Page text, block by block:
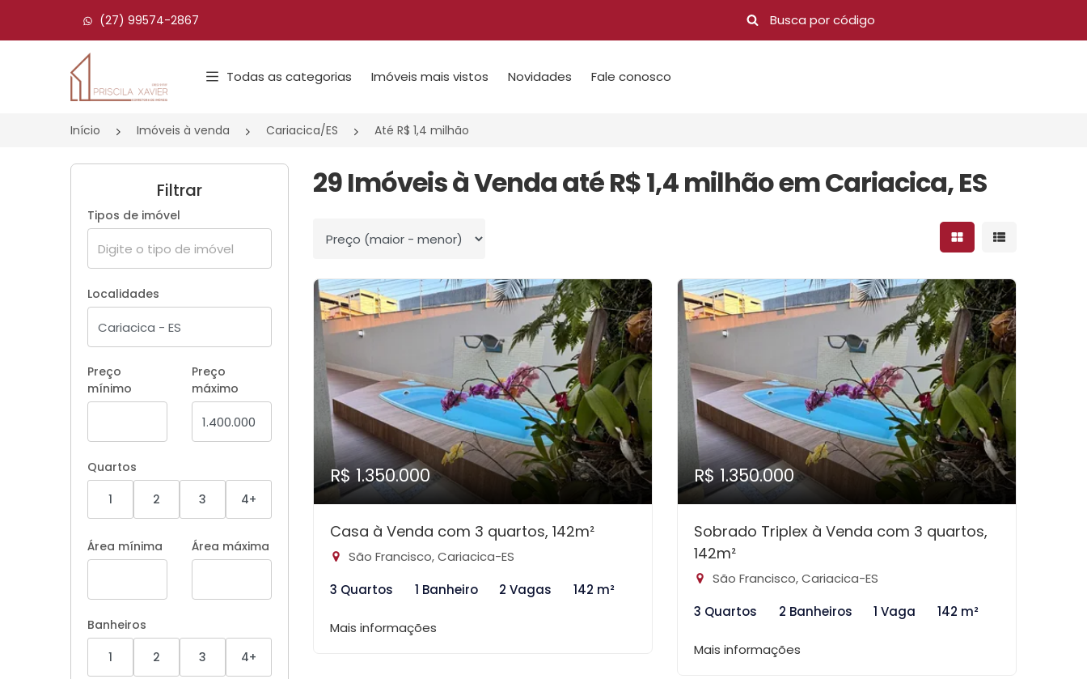
(27) 99574-2867
Página inicial
Todas as categorias Imóveis mais vistos Novidades Fale conosco
Início Imóveis à venda Cariacica/ES Até R$ 1,4 milhão
Filtrar
Tipos de imóvel
Localidades
Preço
mínimo
Preço
máximo
Quartos
1
2 3 4+
Área mínima Área máxima
Banheiros
1
2 3 4+
29 Imóveis à Venda até R$ 1,4 milhão em Cariacica, ES
Ordenar por Mostrar resultados
Mostrar
R$ 1.350.000
Casa à Venda com 3 quartos, 142m²
São Francisco, Cariacica-ES
3 Quartos
1 Banheiro 2 Vagas 142 m²
Mais informações
R$ 1.350.000
Sobrado Triplex à Venda com 3 quartos,
142m²
São Francisco, Cariacica-ES
3 Quartos
2 Banheiros 1 Vaga 142 m²
Mais informações